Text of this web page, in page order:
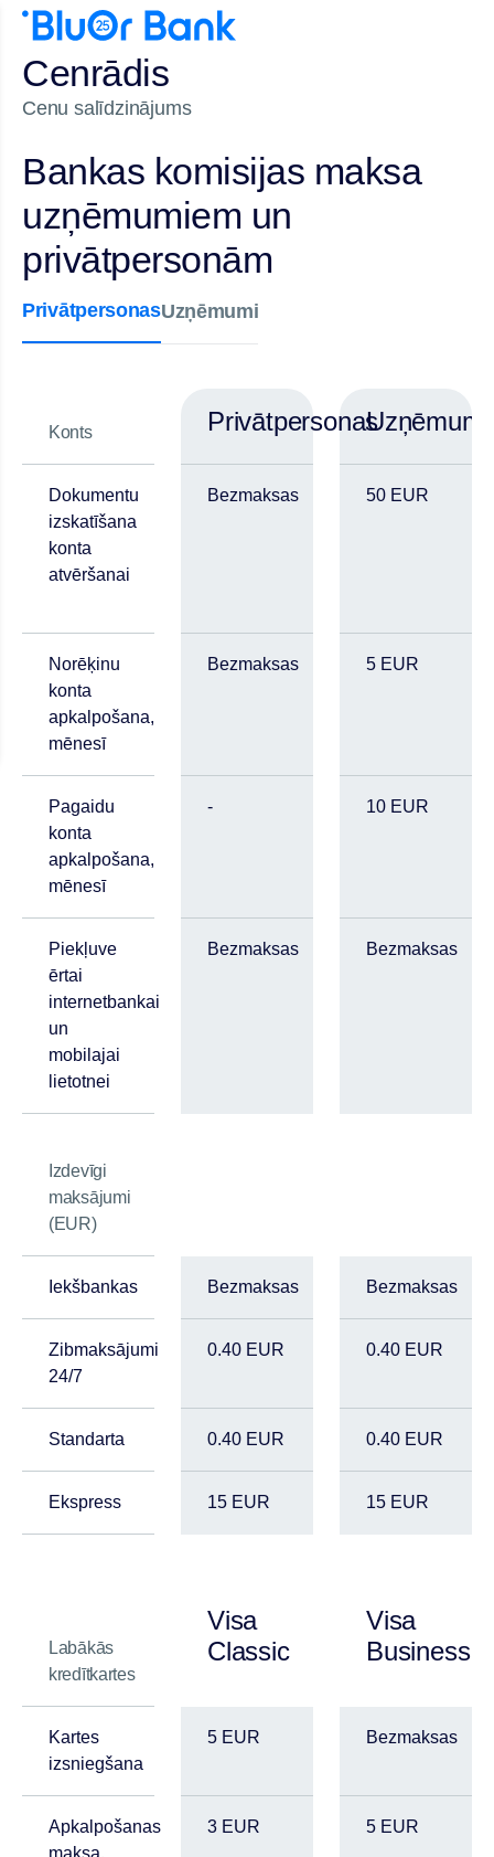
Cenrādis
Cenu salīdzinājums
Bankas komisijas maksa
uzņēmumiem un
privātpersonām
PrivātpersonasUzņēmumi
Konts PrivātpersonasUzņēmumi
Dokumentu
izskatīšana
konta
atvēršanai
Bezmaksas 50 EUR
Norēķinu
konta
apkalpošana,
mēnesī
Bezmaksas 5 EUR
Pagaidu
konta
apkalpošana,
mēnesī
- 10 EUR
Piekļuve
ērtai
internetbankai
un
mobilajai
lietotnei
Bezmaksas Bezmaksas
Izdevīgi
maksājumi
(EUR)
Iekšbankas Bezmaksas Bezmaksas
Zibmaksājumi
24/7
0.40 EUR 0.40 EUR
Standarta 0.40 EUR 0.40 EUR
Ekspress 15 EUR 15 EUR
Labākās
kredītkartes
Visa
Classic
Visa
Business
Kartes
izsniegšana
5 EUR Bezmaksas
Apkalpošanas
maksa,
3 EUR 5 EUR